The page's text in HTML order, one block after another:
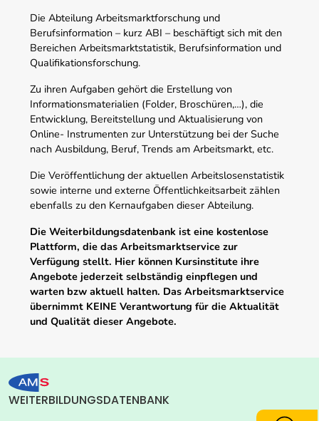
Die Abteilung Arbeitsmarktforschung und
Berufsinformation – kurz ABI – beschäftigt sich mit den
Bereichen Arbeitsmarktstatistik, Berufsinformation und
Qualifikationsforschung.
Zu ihren Aufgaben gehört die Erstellung von
Informationsmaterialien (Folder, Broschüren,…), die
Entwicklung, Bereitstellung und Aktualisierung von
Online- Instrumenten zur Unterstützung bei der Suche
nach Ausbildung, Beruf, Trends am Arbeitsmarkt, etc.
Die Veröffentlichung der aktuellen Arbeitslosenstatistik
sowie interne und externe Öffentlichkeitsarbeit zählen
ebenfalls zu den Kernaufgaben dieser Abteilung.
Die Weiterbildungsdatenbank ist eine kostenlose
Plattform, die das Arbeitsmarktservice zur
Verfügung stellt. Hier können Kursinstitute ihre
Angebote jederzeit selbständig einpflegen und
warten bzw aktuell halten. Das Arbeitsmarktservice
übernimmt KEINE Verantwortung für die Aktualität
und Qualität dieser Angebote.
WEITERBILDUNGSDATENBANK